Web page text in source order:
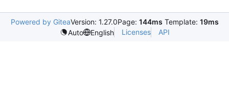
Powered by GiteaVersion: 1.27.0Page: 144ms Template: 19ms
Auto
English Licenses API